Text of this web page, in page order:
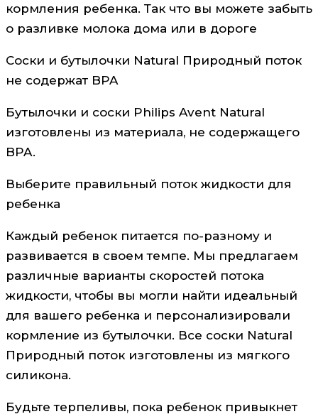
кормления ребенка. Так что вы можете забыть
о разливке молока дома или в дороге
Соски и бутылочки Natural Природный поток
не содержат BPA
Бутылочки и соски Philips Avent Natural
изготовлены из материала, не содержащего
BPA.
Выберите правильный поток жидкости для
ребенка
Каждый ребенок питается по-разному и
развивается в своем темпе. Мы предлагаем
различные варианты скоростей потока
жидкости, чтобы вы могли найти идеальный
для вашего ребенка и персонализировали
кормление из бутылочки. Все соски Natural
Природный поток изготовлены из мягкого
силикона.
Будьте терпеливы, пока ребенок привыкнет